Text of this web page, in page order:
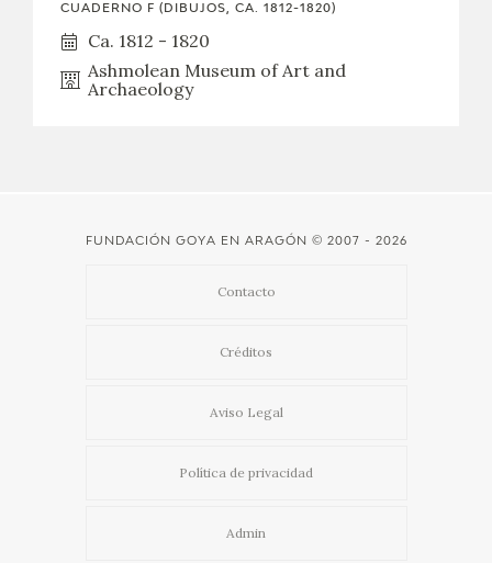
CUADERNO F (DIBUJOS, CA. 1812-1820)
Ca. 1812 - 1820
Ashmolean Museum of Art and
Archaeology
FUNDACIÓN GOYA EN ARAGÓN © 2007 - 2026
Contacto
Créditos
Aviso Legal
Política de privacidad
Admin